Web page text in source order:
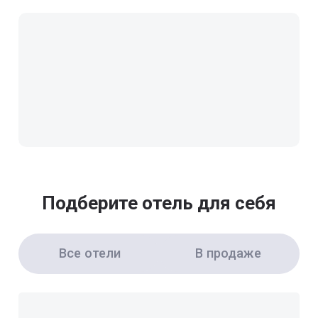
Подберите отель для себя
Все отели В продаже